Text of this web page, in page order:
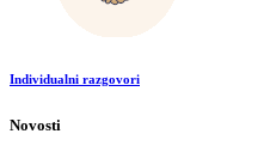
Individualni razgovori
Novosti